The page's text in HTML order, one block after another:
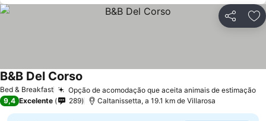
Partilhar
Bed & Breakfast Opção de acomodação que aceita animais de estimação
B&B Del Corso
9,4 Excelente 289 Caltanissetta, a 19.1 km de Villarosa